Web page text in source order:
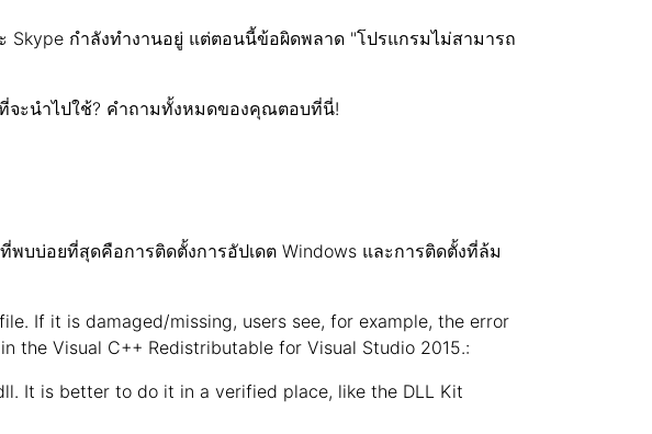
Skype กำลังทำงานอยู่ แต่ตอนนี้ข้อผิดพลาด "โปรแกรมไม่สามารถ
จะนำไปใช้? คำถามทั้งหมดของคุณตอบที่นี่!
บบ่อยที่สุดคือการติดตั้งการอัปเดต Windows และการติดตั้งที่ล้ม
If it is damaged/missing, users see, for example, the error
the Visual C++ Redistributable for Visual Studio 2015.:
It is better to do it in a verified place, like the DLL Kit